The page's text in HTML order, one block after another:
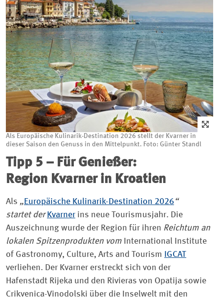
Als Europäische Kulinarik-Destination 2026 stellt der Kvarner in
dieser Saison den Genuss in den Mittelpunkt. Foto: Günter Standl
Tipp 5 – Für Genießer:
Region Kvarner in Kroatien
Als „ Europäische Kulinarik-Destination 2026“
startet der Kvarner ins neue Tourismusjahr. Die
Auszeichnung wurde der Region für ihren Reichtum an
lokalen Spitzenprodukten vom International Institute
of Gastronomy, Culture, Arts and Tourism
IGCAT
verliehen. Der Kvarner erstreckt sich von der
Hafenstadt Rijeka und den Rivieras von Opatija sowie
Crikvenica-Vinodolski über die Inselwelt mit den